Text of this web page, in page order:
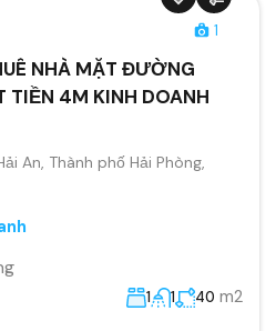
1
NHÀ MẶT ĐƯỜNG
4M KINH DOANH
An, Thành phố Hải Phòng,
1 1 40 m2